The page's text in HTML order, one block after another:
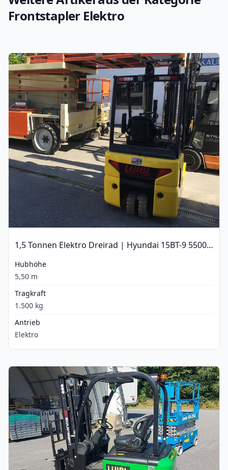
Frontstapler Elektro
1,5 Tonnen Elektro Dreirad | Hyundai 15BT-9 5500 mm
Hubhöhe
5,50 m
Tragkraft
1.500 kg
Antrieb
Elektro